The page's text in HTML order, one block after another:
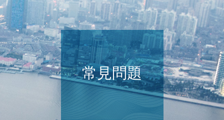
業務概覽 公司新聞
環境、社會及企業管治 國泰海通證券 聯絡我們
常見問題